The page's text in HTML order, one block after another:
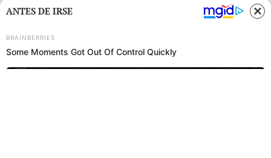
ANTES DE IRSE